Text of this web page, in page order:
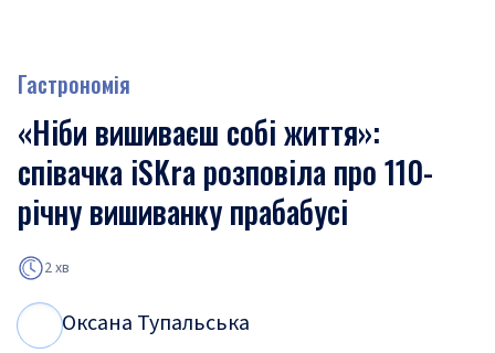
Гастрономія
«Ніби вишиваєш собі життя»:
співачка iSKra розповіла про 110-
річну вишиванку прабабусі
2 хв
Оксана Тупальська